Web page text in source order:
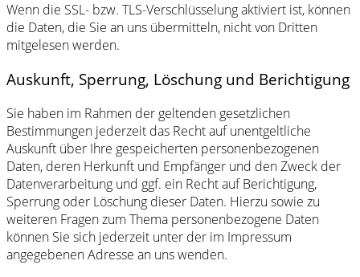
Wenn die SSL- bzw. TLS-Verschlüsselung aktiviert ist, können
die Daten, die Sie an uns übermitteln, nicht von Dritten
mitgelesen werden.
Auskunft, Sperrung, Löschung und Berichtigung
Sie haben im Rahmen der geltenden gesetzlichen
Bestimmungen jederzeit das Recht auf unentgeltliche
Auskunft über Ihre gespeicherten personenbezogenen
Daten, deren Herkunft und Empfänger und den Zweck der
Datenverarbeitung und ggf. ein Recht auf Berichtigung,
Sperrung oder Löschung dieser Daten. Hierzu sowie zu
weiteren Fragen zum Thema personenbezogene Daten
können Sie sich jederzeit unter der im Impressum
angegebenen Adresse an uns wenden.